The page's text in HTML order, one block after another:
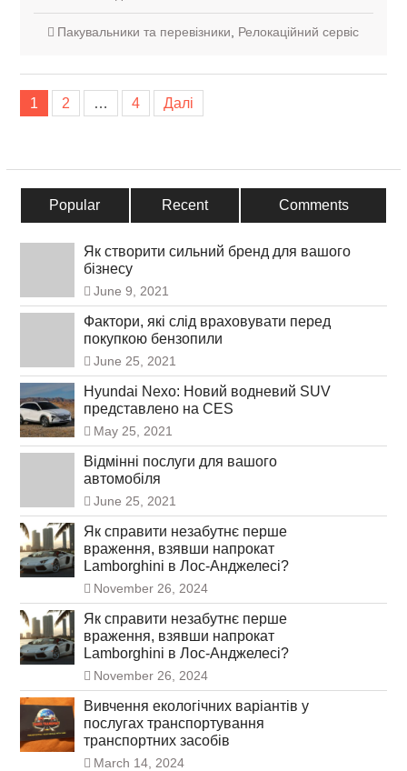
Пакувальники та перевізники Релокаційний сервіс
Навігація
по
1 2 … 4 Далі
Popular Recent Comments
Як створити сильний бренд для вашого
бізнесу
June 9, 2021
Фактори, які слід враховувати перед
покупкою бензопили
June 25, 2021
Hyundai Nexo: Новий водневий SUV
представлено на CES
May 25, 2021
Відмінні послуги для вашого
автомобіля
June 25, 2021
Як справити незабутнє перше
враження, взявши напрокат
Lamborghini в Лос-Анджелесі?
November 26, 2024
Як справити незабутнє перше
враження, взявши напрокат
Lamborghini в Лос-Анджелесі?
November 26, 2024
Вивчення екологічних варіантів у
послугах транспортування
транспортних засобів
March 14, 2024